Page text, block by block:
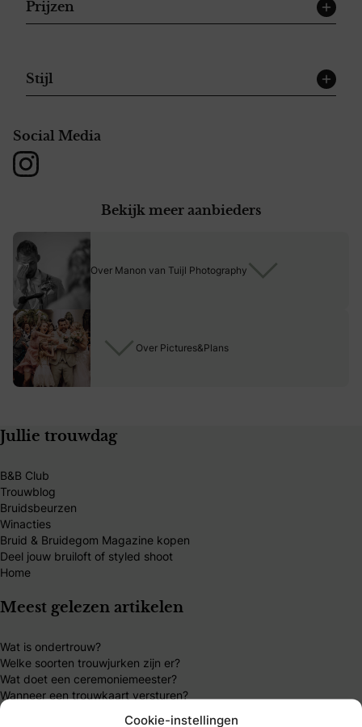
Cookie-instellingen
Prijzen
Stijl
Social Media
Instagram
Bekijk meer aanbieders
Over Pictures&Plans
Over Manon van Tuijl Photography
Jullie trouwdag
B&B Club
Trouwblog
Bruidsbeurzen
Winacties
Bruid & Bruidegom Magazine kopen
Deel jouw bruiloft of styled shoot
Home
Meest gelezen artikelen
Wat is ondertrouw?
Welke soorten trouwjurken zijn er?
Wat doet een ceremoniemeester?
Wanneer een trouwkaart versturen?
Wat kost een gemiddelde bruiloft